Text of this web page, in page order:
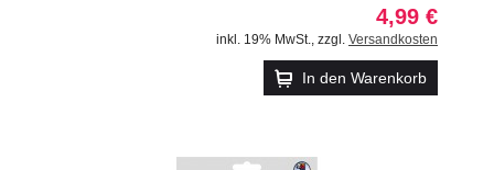
4,99 €
inkl. 19% MwSt. zzgl. Versandkosten
In den Warenkorb